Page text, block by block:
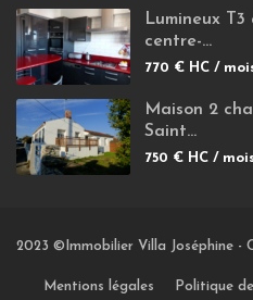
Lumineux
centre-...
770 € HC /
Maison 2
Saint...
750 € HC /
2023 ©Immobilier Villa Joséphine -
Mentions légales Politique